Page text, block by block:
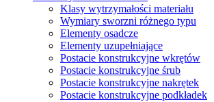
Klasy wytrzymałości materiału
Wymiary sworzni różnego typu
Elementy osadcze
Elementy uzupełniające
Postacie konstrukcyjne wkrętów
Postacie konstrukcyjne śrub
Postacie konstrukcyjne nakrętek
Postacie konstrukcyjne podkładek